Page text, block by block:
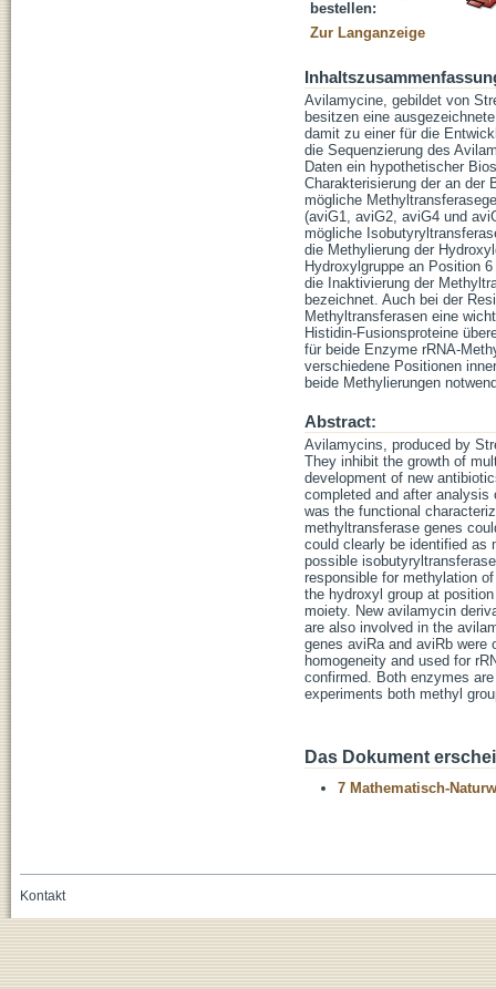
bestellen:
Zur Langanzeige
Avilamycine, gebildet von
besitzen eine
damit zu einer für die
die Sequenzierung des
Daten ein hypothetischer
Charakterisierung der an der
mögliche
(aviG1, aviG2, aviG4 und
mögliche
die Methylierung der
Hydroxylgruppe an Position
die Inaktivierung der
bezeichnet. Auch bei der
Methyltransferasen eine
Histidin-Fusionsproteine
für beide Enzyme rRNA-
verschiedene Positionen
beide Methylierungen
Abstract:
Avilamycins, produced by
They inhibit the growth of
development of new
completed and after
was the functional
methyltransferase genes
could clearly be identified as
possible
responsible for methylation
the hydroxyl group at
moiety. New avilamycin
are also involved in the
genes aviRa and aviRb
homogeneity and used for
confirmed. Both enzymes
experiments both methyl
Das Dokument
7 Mathematisch-
Kontakt